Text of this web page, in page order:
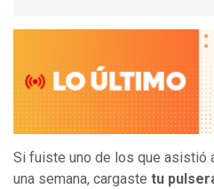
Si fuiste uno de los que asistió
una semana, cargaste tu